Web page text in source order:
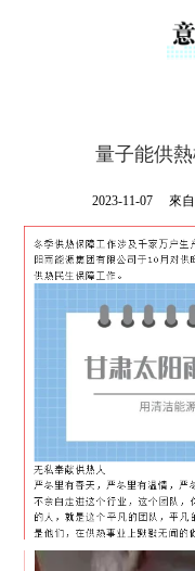
量子能供
2023-11-07 來